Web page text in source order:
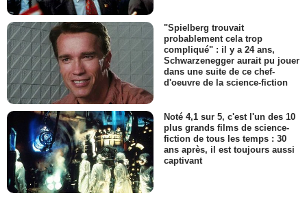
"Spielberg trouvait
probablement cela trop
compliqué" : il y a 24 ans,
Schwarzenegger aurait pu jouer
dans une suite de ce chef-
d'oeuvre de la science-fiction
Noté 4,1 sur 5, c'est l'un des 10
plus grands films de science-
fiction de tous les temps : 30
ans après, il est toujours aussi
captivant